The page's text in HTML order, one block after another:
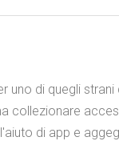
uno di quegli strani
collezionare
di app e